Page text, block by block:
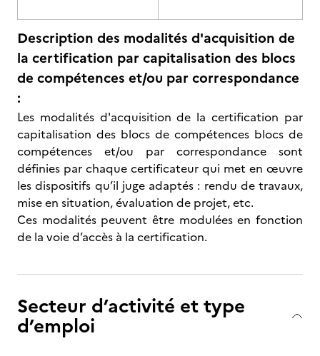
Description des modalités d'acquisition de
la certification par capitalisation des blocs
de compétences et/ou par correspondance
:
Les modalités d'acquisition de la certification par
capitalisation des blocs de compétences blocs de
compétences et/ou par correspondance sont
définies par chaque certificateur qui met en œuvre
les dispositifs qu’il juge adaptés : rendu de travaux,
mise en situation, évaluation de projet, etc.
Ces modalités peuvent être modulées en fonction
de la voie d’accès à la certification.
Secteur d’activité et type
d’emploi